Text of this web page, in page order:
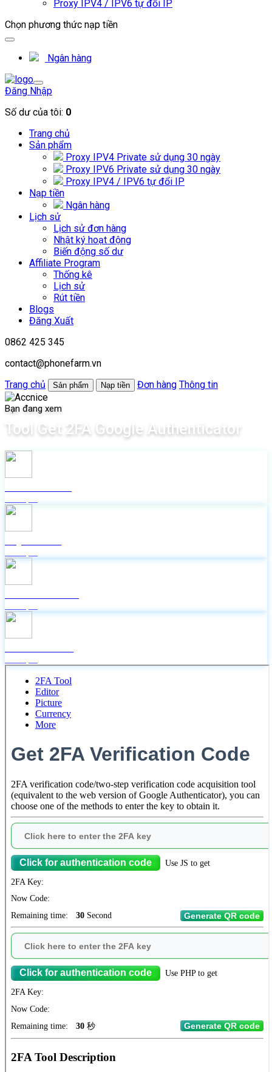
Proxy IPV4 / IPV6 tự đổi IP
Chọn phương thức nạp tiền
Ngân hàng
Đăng Nhập
Số dư của tôi: 0
Trang chủ
Sản phẩm
Proxy IPV4 Private sử dụng 30 ngày
Proxy IPV6 Private sử dụng 30 ngày
Proxy IPV4 / IPV6 tự đổi IP
Nạp tiền
Ngân hàng
Lịch sử
Lịch sử đơn hàng
Nhật ký hoạt động
Biến động số dư
Affiliate Program
Thống kê
Lịch sử
Rút tiền
Blogs
Đăng Xuất
0862 425 345
contact@phonefarm.vn
Trang chủ
Sản phẩm Nạp tiền Đơn hàng Thông tin
Bạn đang xem
Tool Get 2FA Google Authenticator